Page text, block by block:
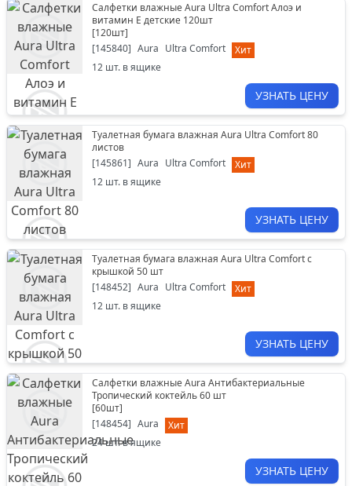
Салфетки влажные Aura Ultra Comfort Aлоэ и
витамин E детские 120шт
[120шт]
[145840] Aura Ultra Comfort
Хит
12 шт. в ящике
УЗНАТЬ ЦЕНУ
Туалетная бумага влажная Aura Ultra Comfort 80
листов
[145861] Aura Ultra Comfort
Хит
12 шт. в ящике
УЗНАТЬ ЦЕНУ
Туалетная бумага влажная Aura Ultra Comfort с
крышкой 50 шт
[148452] Aura Ultra Comfort
Хит
12 шт. в ящике
УЗНАТЬ ЦЕНУ
Салфетки влажные Aura Антибактериальные
Тропический коктейль 60 шт
[60шт]
[148454] Aura
Хит
24шт. в ящике
УЗНАТЬ ЦЕНУ